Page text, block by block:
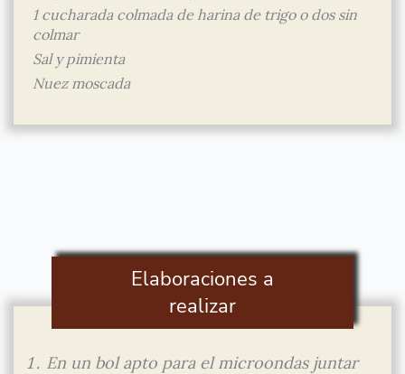
1 cucharada colmada de harina de trigo o dos sin
colmar
Sal y pimienta
Nuez moscada
Elaboraciones a
realizar
En un bol apto para el microondas juntar